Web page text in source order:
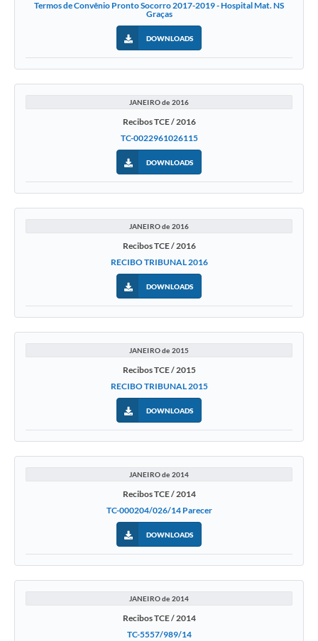
Termos de Convênio Pronto Socorro 2017-2019 - Hospital Mat. NS
Graças
DOWNLOADS
JANEIRO de 2016
Recibos TCE / 2016
TC-0022961026115
DOWNLOADS
JANEIRO de 2016
Recibos TCE / 2016
RECIBO TRIBUNAL 2016
DOWNLOADS
JANEIRO de 2015
Recibos TCE / 2015
RECIBO TRIBUNAL 2015
DOWNLOADS
JANEIRO de 2014
Recibos TCE / 2014
TC-000204/026/14 Parecer
DOWNLOADS
JANEIRO de 2014
Recibos TCE / 2014
TC-5557/989/14